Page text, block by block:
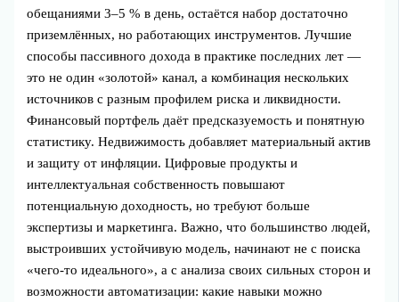
обещаниями 3–5 % в день, остаётся набор достаточно
приземлённых, но работающих инструментов. Лучшие
способы пассивного дохода в практике последних лет —
это не один «золотой» канал, а комбинация нескольких
источников с разным профилем риска и ликвидности.
Финансовый портфель даёт предсказуемость и понятную
статистику. Недвижимость добавляет материальный актив
и защиту от инфляции. Цифровые продукты и
интеллектуальная собственность повышают
потенциальную доходность, но требуют больше
экспертизы и маркетинга. Важно, что большинство людей,
выстроивших устойчивую модель, начинают не с поиска
«чего-то идеального», а с анализа своих сильных сторон и
возможности автоматизации: какие навыки можно